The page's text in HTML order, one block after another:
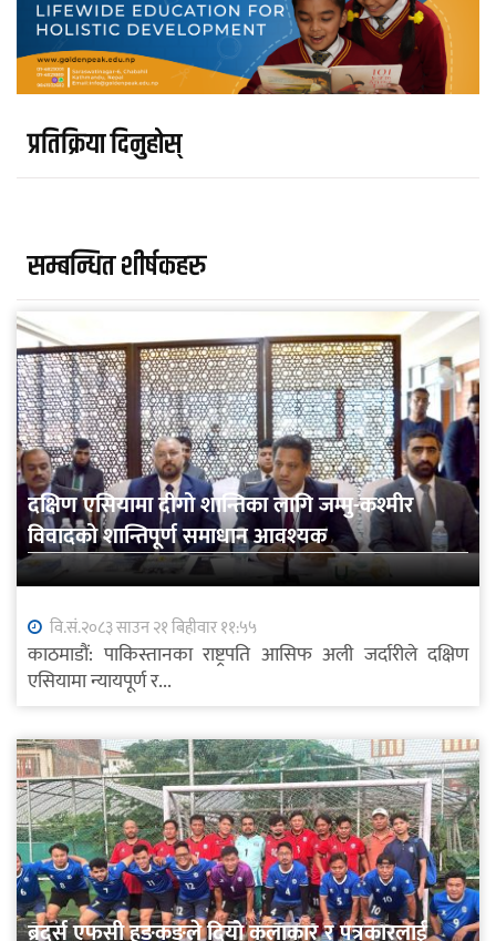
प्रतिक्रिया दिनुहोस्
सम्बन्धित शीर्षकहरु
दक्षिण एसियामा दीगो शान्तिका लागि जम्मु-कश्मीर
विवादको शान्तिपूर्ण समाधान आवश्यक
वि.सं.२०८३ साउन २१ बिहीवार ११:५५
काठमाडौं: पाकिस्तानका राष्ट्रपति आसिफ अली जर्दारीले दक्षिण
एसियामा न्यायपूर्ण र...